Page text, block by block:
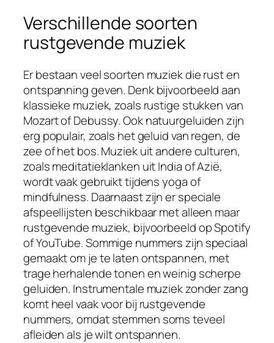
Verschillende soorten
rustgevende muziek
Er bestaan veel soorten muziek die rust en
ontspanning geven. Denk bijvoorbeeld aan
klassieke muziek, zoals rustige stukken van
Mozart of Debussy. Ook natuurgeluiden zijn
erg populair, zoals het geluid van regen, de
zee of het bos. Muziek uit andere culturen,
zoals meditatieklanken uit India of Azië,
wordt vaak gebruikt tijdens yoga of
mindfulness. Daarnaast zijn er speciale
afspeellijsten beschikbaar met alleen maar
rustgevende muziek, bijvoorbeeld op Spotify
of YouTube. Sommige nummers zijn speciaal
gemaakt om je te laten ontspannen, met
trage herhalende tonen en weinig scherpe
geluiden. Instrumentale muziek zonder zang
komt heel vaak voor bij rustgevende
nummers, omdat stemmen soms teveel
afleiden als je wilt ontspannen.